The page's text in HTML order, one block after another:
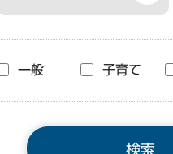
一般 子育て